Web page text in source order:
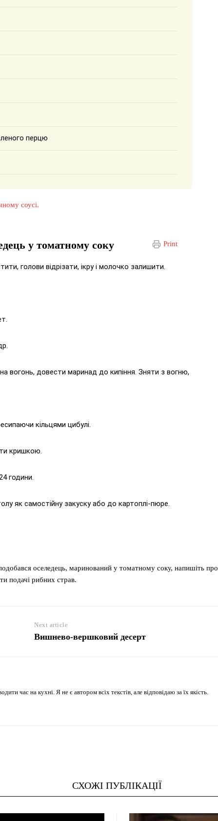
перцю
соусі.
Print
у томатному соку
голови відрізати, ікру і молочко залишити.
вогонь, довести маринад до кипіння. Зняти з вогню,
кільцями цибулі.
кришкою.
години.
як самостійну закуску або до картоплі-пюре.
оселедець, маринований у томатному соку, напишіть про
подачі рибних страв.
Next article
Вишнево-вершковий десерт
час на кухні. Я не є автором всіх текстів, але відповідаю за їх якість.
СХОЖІ ПУБЛІКАЦІЇ